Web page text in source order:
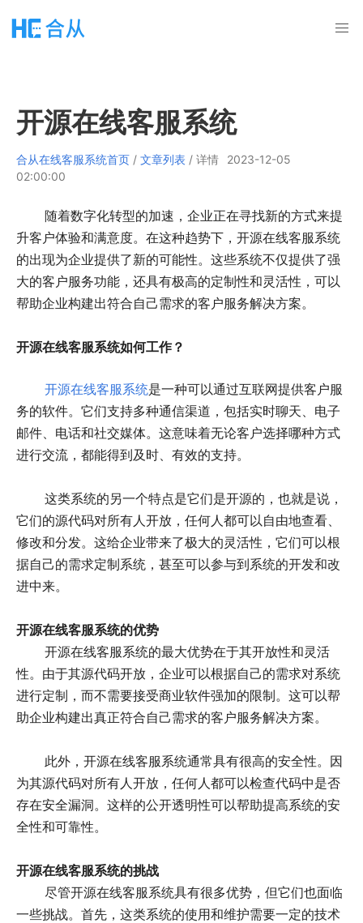
开源在线客服系统
合从在线客服系统首页 / 文章列表 / 详情
2023-12-05
02:00:00
随着数字化转型的加速，企业正在寻找新的方式来提
升客户体验和满意度。在这种趋势下，开源在线客服系统
的出现为企业提供了新的可能性。这些系统不仅提供了强
大的客户服务功能，还具有极高的定制性和灵活性，可以
帮助企业构建出符合自己需求的客户服务解决方案。
开源在线客服系统如何工作？
开源在线客服系统是一种可以通过互联网提供客户服
务的软件。它们支持多种通信渠道，包括实时聊天、电子
邮件、电话和社交媒体。这意味着无论客户选择哪种方式
进行交流，都能得到及时、有效的支持。
这类系统的另一个特点是它们是开源的，也就是说，
它们的源代码对所有人开放，任何人都可以自由地查看、
修改和分发。这给企业带来了极大的灵活性，它们可以根
据自己的需求定制系统，甚至可以参与到系统的开发和改
进中来。
开源在线客服系统的优势
开源在线客服系统的最大优势在于其开放性和灵活
性。由于其源代码开放，企业可以根据自己的需求对系统
进行定制，而不需要接受商业软件强加的限制。这可以帮
助企业构建出真正符合自己需求的客户服务解决方案。
此外，开源在线客服系统通常具有很高的安全性。因
为其源代码对所有人开放，任何人都可以检查代码中是否
存在安全漏洞。这样的公开透明性可以帮助提高系统的安
全性和可靠性。
开源在线客服系统的挑战
尽管开源在线客服系统具有很多优势，但它们也面临
一些挑战。首先，这类系统的使用和维护需要一定的技术